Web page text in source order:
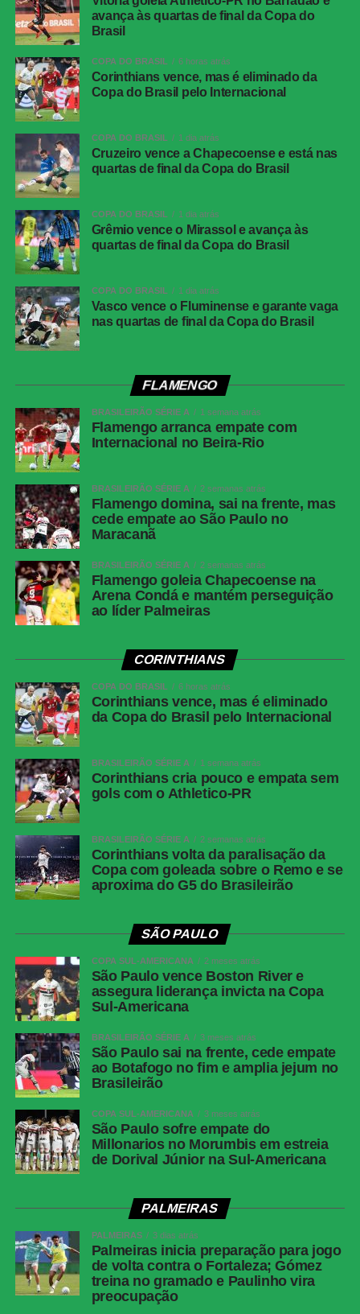
avança às quartas de final da Copa do
Brasil
COPA DO BRASIL 6 horas atrás
Corinthians vence, mas é eliminado da
Copa do Brasil pelo Internacional
COPA DO BRASIL 1 dia atrás
Cruzeiro vence a Chapecoense e está nas
quartas de final da Copa do Brasil
COPA DO BRASIL 1 dia atrás
Grêmio vence o Mirassol e avança às
quartas de final da Copa do Brasil
COPA DO BRASIL 1 dia atrás
Vasco vence o Fluminense e garante vaga
nas quartas de final da Copa do Brasil
FLAMENGO
BRASILEIRÃO SÉRIE A 1 semana atrás
Flamengo arranca empate com
Internacional no Beira-Rio
BRASILEIRÃO SÉRIE A 2 semanas atrás
Flamengo domina, sai na frente, mas
cede empate ao São Paulo no
Maracanã
BRASILEIRÃO SÉRIE A 2 semanas atrás
Flamengo goleia Chapecoense na
Arena Condá e mantém perseguição
ao líder Palmeiras
CORINTHIANS
COPA DO BRASIL 6 horas atrás
Corinthians vence, mas é eliminado
da Copa do Brasil pelo Internacional
BRASILEIRÃO SÉRIE A 1 semana atrás
Corinthians cria pouco e empata sem
gols com o Athletico-PR
BRASILEIRÃO SÉRIE A 2 semanas atrás
Corinthians volta da paralisação da
Copa com goleada sobre o Remo e se
aproxima do G5 do Brasileirão
SÃO PAULO
COPA SUL-AMERICANA 2 meses atrás
São Paulo vence Boston River e
assegura liderança invicta na Copa
Sul-Americana
BRASILEIRÃO SÉRIE A 3 meses atrás
São Paulo sai na frente, cede empate
ao Botafogo no fim e amplia jejum no
Brasileirão
COPA SUL-AMERICANA 3 meses atrás
São Paulo sofre empate do
Millonarios no Morumbis em estreia
de Dorival Júnior na Sul-Americana
PALMEIRAS
PALMEIRAS 3 dias atrás
Palmeiras inicia preparação para jogo
de volta contra o Fortaleza; Gómez
treina no gramado e Paulinho vira
preocupação